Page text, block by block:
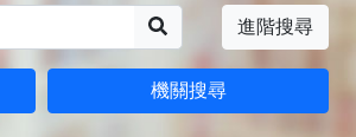
進階搜尋
機關搜尋